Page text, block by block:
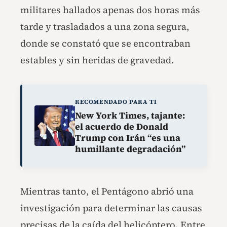
militares hallados apenas dos horas más
tarde y trasladados a una zona segura,
donde se constató que se encontraban
estables y sin heridas de gravedad.
RECOMENDADO PARA TI
New York Times, tajante:
el acuerdo de Donald
Trump con Irán “es una
humillante degradación”
Mientras tanto, el Pentágono abrió una
investigación para determinar las causas